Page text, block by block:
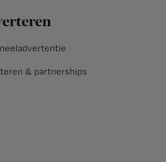
& partnerships